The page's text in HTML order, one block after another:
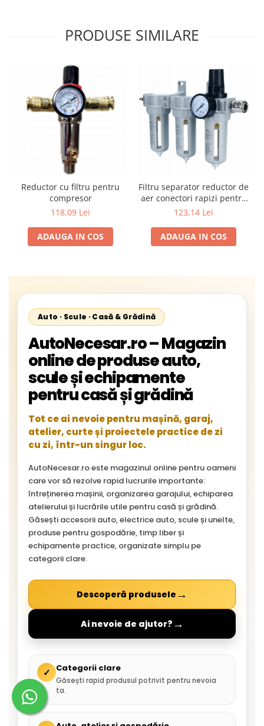
PRODUSE SIMILARE
Reductor cu filtru pentru
compresor
118,09 Lei
ADAUGA IN COS
Filtru separator reductor de
aer conectori rapizi pentru
protectia sistemelor
123,14 Lei
ADAUGA IN COS
Auto · Scule · Casă & Grădină
AutoNecesar.ro – Magazin
online de produse auto,
scule și echipamente
pentru casă și grădină
Tot ce ai nevoie pentru mașină, garaj,
atelier, curte și proiectele practice de zi
cu zi, într-un singur loc.
AutoNecesar.ro este magazinul online pentru oameni
care vor să rezolve rapid lucrurile importante:
întreținerea mașinii, organizarea garajului, echiparea
atelierului și lucrările utile pentru casă și grădină.
Găsești accesorii auto, electrice auto, scule și unelte,
produse pentru gospodărie, timp liber și
echipamente practice, organizate simplu pe
categorii clare.
Descoperă produsele →
Ai nevoie de ajutor? →
✓ Categorii clare
Găsești rapid produsul potrivit pentru nevoia
ta.